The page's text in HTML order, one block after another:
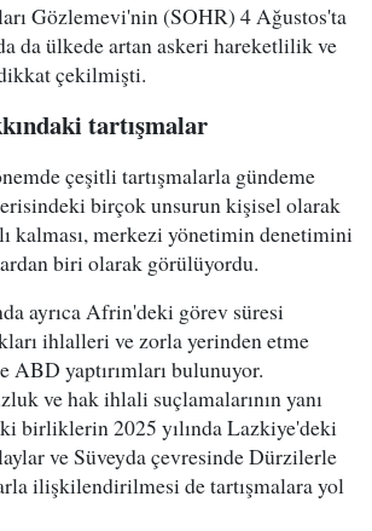
Gözlemevi'nin (SOHR) 4 Ağustos'ta
da ülkede artan askeri hareketlilik ve
çekilmişti.
tartışmalar
çeşitli tartışmalarla gündeme
birçok unsurun kişisel olarak
kalması, merkezi yönetimin denetimini
biri olarak görülüyordu.
ayrıca Afrin'deki görev süresi
ihlalleri ve zorla yerinden etme
ABD yaptırımları bulunuyor.
ve hak ihlali suçlamalarının yanı
birliklerin 2025 yılında Lazkiye'deki
ve Süveyda çevresinde Dürzilerle
ilişkilendirilmesi de tartışmalara yol